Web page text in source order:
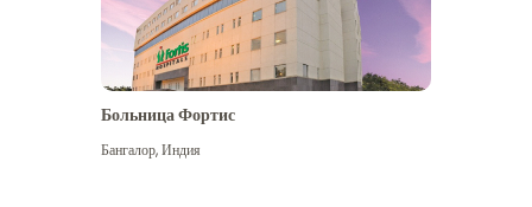
Больница Фортис
Бангалор,Индия